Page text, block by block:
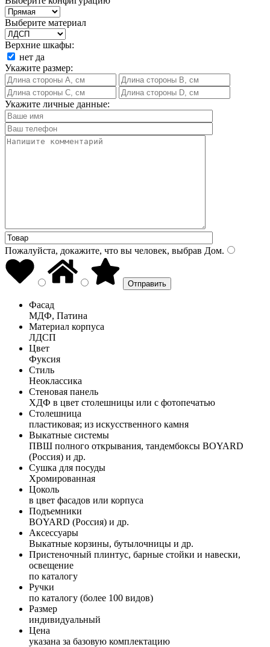
Выберите материал
Верхние шкафы:
нет да
Укажите размер:
Укажите личные данные:
Пожалуйста, докажите, что вы человек, выбрав Дом.
Фасад
МДФ, Патина
Материал корпуса
ЛДСП
Цвет
Фуксия
Стиль
Неоклассика
Стеновая панель
ХДФ в цвет столешницы или с фотопечатью
Столешница
пластиковая; из искусственного камня
Выкатные системы
ПВШ полного открывания, тандембоксы BOYARD
(Россия) и др.
Сушка для посуды
Хромированная
Цоколь
в цвет фасадов или корпуса
Подъемники
BOYARD (Россия) и др.
Аксессуары
Выкатные корзины, бутылочницы и др.
Пристеночный плинтус, барные стойки и навески,
освещение
по каталогу
Ручки
по каталогу (более 100 видов)
Размер
индивидуальный
Цена
указана за базовую комплектацию